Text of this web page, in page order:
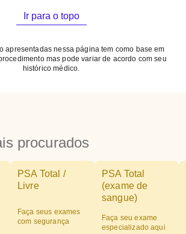
Ir para o topo
apresentadas nessa página tem como base em
mas pode variar de acordo com seu
histórico médico.
procurados
PSA Total /
Livre
Faça seus exames
com segurança
PSA Total
(exame de
sangue)
Faça seu exame
especializado aqui